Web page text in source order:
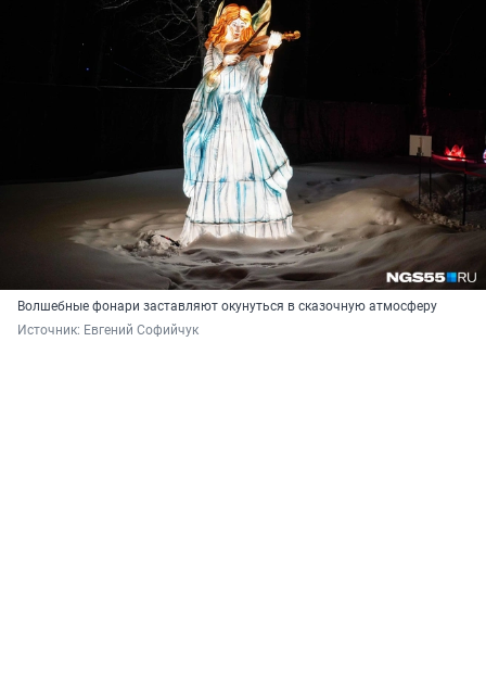
Волшебные фонари заставляют окунуться в сказочную атмосферу
Источник: Евгений Софийчук